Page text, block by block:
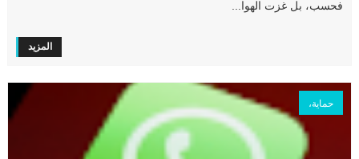
فحسب، بل غزت الهوا...
المزيد
حماية،